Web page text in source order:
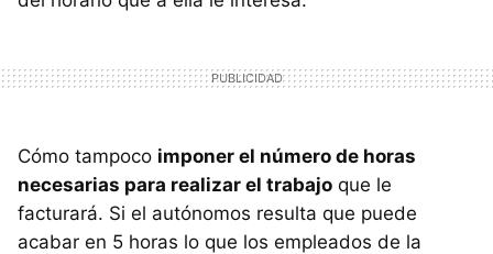
Cómo tampoco imponer el número de horas
necesarias para realizar el trabajo que le
facturará. Si el autónomos resulta que puede
acabar en 5 horas lo que los empleados de la